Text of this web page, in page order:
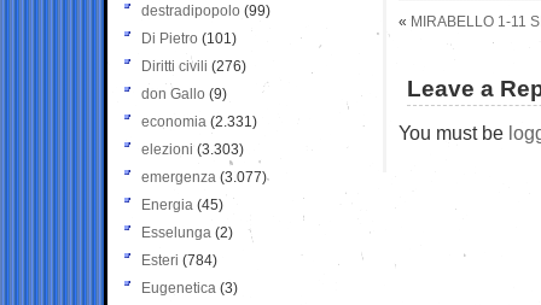
« MIRABELLO 1-11
Leave a
You must be
destradipopolo (99)
Di Pietro (101)
Diritti civili (276)
don Gallo (9)
economia (2.331)
elezioni (3.303)
emergenza (3.077)
Energia (45)
Esselunga (2)
Esteri (784)
Eugenetica (3)